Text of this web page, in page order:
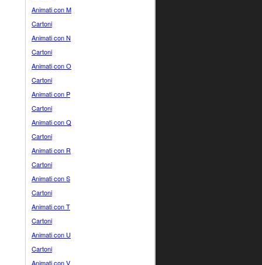
Animati con M
Cartoni
Animati con N
Cartoni
Animati con O
Cartoni
Animati con P
Cartoni
Animati con Q
Cartoni
Animati con R
Cartoni
Animati con S
Cartoni
Animati con T
Cartoni
Animati con U
Cartoni
Animati con V